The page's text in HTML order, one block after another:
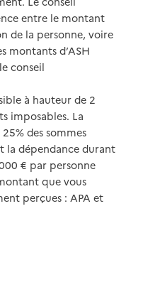
entre le montant
de la personne, voire
montants d’ASH
conseil
à hauteur de 2
imposables. La
des sommes
la dépendance durant
€ par personne
que vous
perçues : APA et